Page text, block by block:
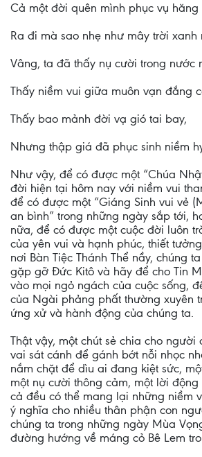
Cả một đời quên mình phục vụ hăng
Ra đi mà sao nhẹ như mây trời xanh
Vâng, ta đã thấy nụ cười trong nước
Thấy niềm vui giữa muôn vạn đắng
Thấy bao mảnh đời vạ gió tai bay,
Nhưng thập giá đã phục sinh niềm
Như vậy, để có được một “Chúa
đời hiện tại hôm nay với niềm vui
để có được một “Giáng Sinh vui vẻ
an bình” trong những ngày sắp tới,
nữa, để có được một cuộc đời luôn
của yên vui và hạnh phúc, thiết
nơi Bàn Tiệc Thánh Thể nầy, chúng
gặp gỡ Đức Kitô và hãy để cho Tin
vào mọi ngỏ ngách của cuộc sống,
của Ngài phảng phất thường xuyên
ứng xử và hành động của chúng ta.
Thật vậy, một chút sẻ chia cho
vai sát cánh để gánh bớt nỗi nhọc
nắm chặt để dìu ai đang kiệt sức,
một nụ cười thông cảm, một lời động
cả đều có thể mang lại những niềm
ý nghĩa cho nhiều thân phận con
chúng ta trong những ngày Mùa
đường hướng về máng cỏ Bê Lem